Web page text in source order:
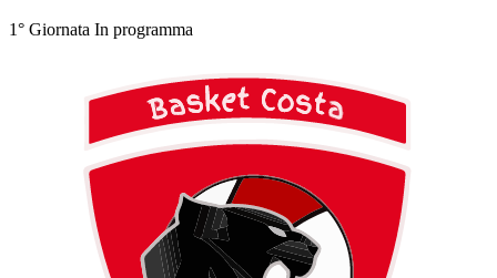
1° Giornata In programma